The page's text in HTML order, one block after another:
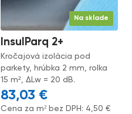
Na sklade
InsulParq 2+
Kročajová izolácia pod
parkety, hrúbka 2 mm, rolka
15 m², ΔLw = 20 dB.
83,03 €
Cena za m² bez DPH: 4,50 €